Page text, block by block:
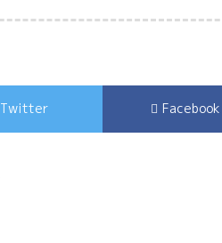
Twitter Facebook